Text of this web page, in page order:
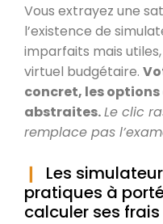
Vous extrayez une
l’existence de
imparfaits mais
virtuel budgétaire.
concret, les options
abstraites.Le clic
remplace pas
Les
pratiques à
calculer ses frais